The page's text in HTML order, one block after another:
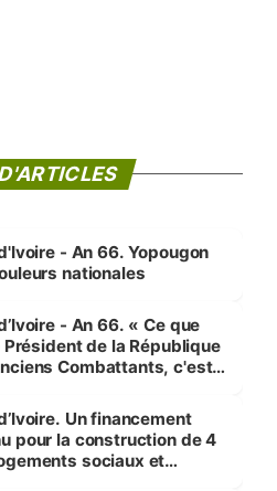
- An 66. Yopougon
nationales
- An 66. « Ce que
de la République
Combattants, c'est
Un financement
pour la construction de 4
sociaux et